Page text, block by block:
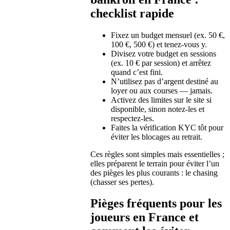
checklist rapide
Fixez un budget mensuel (ex. 50 €,
100 €, 500 €) et tenez‑vous y.
Divisez votre budget en sessions
(ex. 10 € par session) et arrêtez
quand c’est fini.
N’utilisez pas d’argent destiné au
loyer ou aux courses — jamais.
Activez des limites sur le site si
disponible, sinon notez‑les et
respectez‑les.
Faites la vérification KYC tôt pour
éviter les blocages au retrait.
Ces règles sont simples mais essentielles ;
elles préparent le terrain pour éviter l’un
des pièges les plus courants : le chasing
(chasser ses pertes).
Pièges fréquents pour les
joueurs en France et